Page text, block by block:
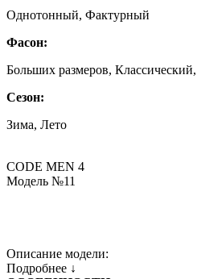
Однотонный, Фактурный
Фасон:
Больших размеров,
Сезон:
Зима, Лето
CODE MEN 4
Модель №11
Описание модели:
Подробнее ↓